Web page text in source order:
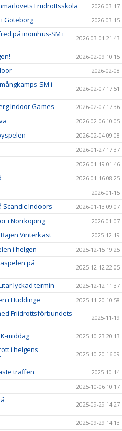
Friidrottsskola 2026-03-17
Göteborg 2026-03-15
på inomhus-SM i
2026-03-01 21:43
2026-02-09 10:15
2026-02-08
SM i
2026-02-07 17:51
Indoor Games 2026-02-07 17:36
2026-02-06 10:05
2026-02-04 09:08
2026-01-27 17:37
2026-01-19 01:46
2026-01-16 08:25
2026-01-15
Indoors 2026-01-13 09:07
i Norrköping 2026-01-07
Vinterkast 2025-12-19
i helgen 2025-12-15 19:25
på
2025-12-12 22:05
lyckad termin 2025-12-12 11:37
i Huddinge 2025-11-20 10:58
Friidrottsförbundets
2025-11-19
middag 2025-10-23 20:13
i helgens
2025-10-20 16:09
träffen 2025-10-14
2025-10-06 10:17
2025-09-29 14:27
2025-09-29 14:13